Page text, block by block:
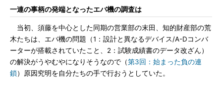
一連の事柄の発端となったエバ機の調査は
当初、須藤を中心とした同期の営業部の末田、知的財産部の荒
木たちは、エバ機の問題（1：設計と異なるデバイス/A-Dコンバ
ーターが搭載されていたこと、2：試験成績書のデータ改ざん）
の解決がうやむやになりそうなので（第3回：始まった負の連
鎖）原因究明を自分たちの手で行おうとしていた。